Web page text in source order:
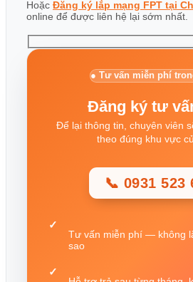
Hoặc Đăng ký lắp mạng FPT tại
online để được liên hệ lại sớm nhất.
● Tư vấn miễn phí
Đăng ký tư
Để lại thông tin, chuyên viên
theo đúng khu vực
📞 0931 523
Tư vấn miễn phí — không
sao